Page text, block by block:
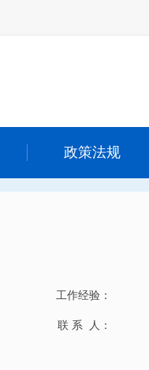
政策法规
工作经验：
联 系 人：